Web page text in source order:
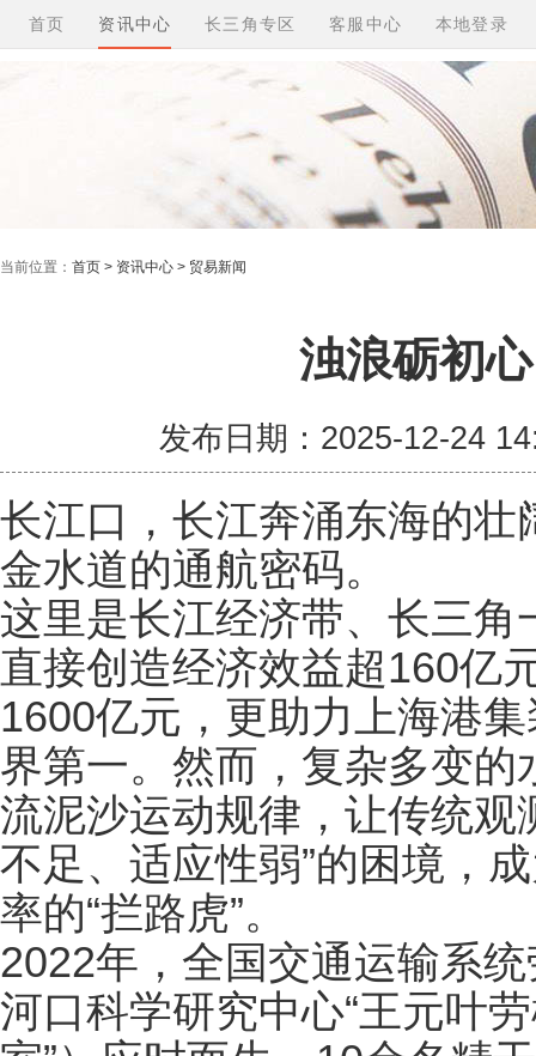
首页 资讯中心 长三角专区 客服中心 本地登录
当前位置： 首页 > 资讯中心 > 贸易新闻
浊浪砺初
发布日期：2025-12-24
长江口，长江奔涌东海的
金水道的通航密码。
这里是长江经济带、长三
直接创造经济效益超160亿
1600亿元，更助力上海港
界第一。然而，复杂多变
流泥沙运动规律，让传统观
不足、适应性弱”的困境，
率的“拦路虎”。
2022年，全国交通运输系
河口科学研究中心“王元叶